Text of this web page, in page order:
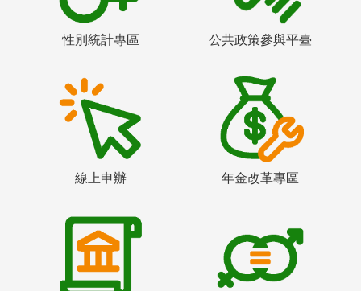
性別統計專區 公共政策參與平臺
線上申辦 年金改革專區